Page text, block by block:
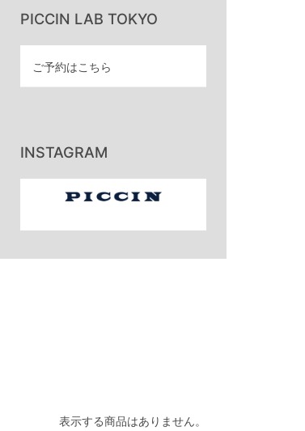
PICCIN LAB TOKYO
ご予約はこちら
INSTAGRAM
表示する商品はありません。